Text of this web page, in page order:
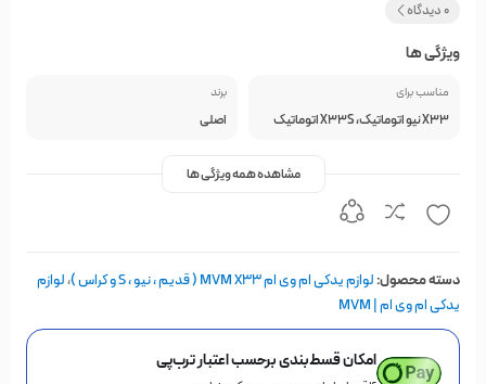
0 دیدگاه
ویژگی ها
مناسب برای
X33 نیو اتوماتیک، X33S اتوماتیک
برند
اصلی
مشاهده همه ویژگی ها
دسته محصول:لوازم یدکی ام وی ام MVM X33 ( قدیم ، نیو ، S و کراس ) ،لوازم
یدکی ام وی ام | MVM
امکان قسط‌بندی برحسب اعتبار ترب‌پی